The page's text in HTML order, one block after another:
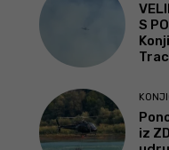
S
iz